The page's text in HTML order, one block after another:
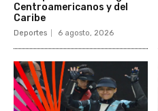
Centroamericanos y del
Caribe
Deportes 6 agosto, 2026